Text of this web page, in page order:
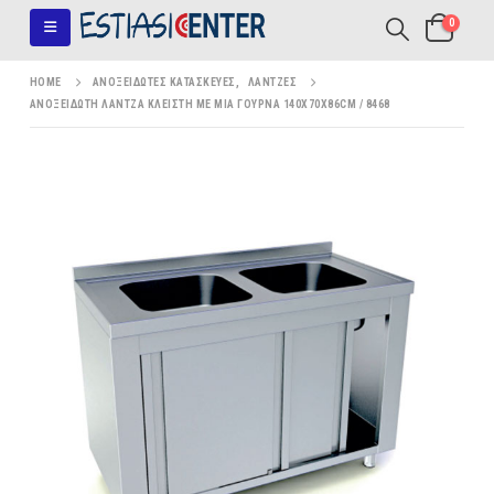
0
HOME ΑΝΟΞΕΊΔΩΤΕΣ ΚΑΤΑΣΚΕΥΈΣ
ΛΆΝΤΖΕΣ
ΑΝΟΞΕΊΔΩΤΗ ΛΆΝΤΖΑ ΚΛΕΙΣΤΉ ΜΕ ΜΊΑ ΓΟΎΡΝΑ 140X70X86CM / 8468